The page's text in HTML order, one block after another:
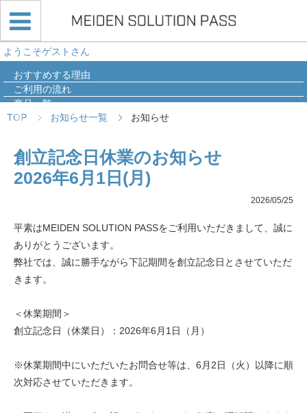
ようこそゲストさん
おすすめする理由
ご利用の流れ
商品一覧
導入事例
TOP お知らせ一覧 お知らせ
創立記念日休業のお知らせ
2026年6月1日(月)
2026/05/25
平素はMEIDEN SOLUTION PASSをご利用いただきまして、誠に
ありがとうございます。
弊社では、誠に勝手ながら下記期間を創立記念日とさせていただ
きます。
＜休業期間＞
創立記念日（休業日）：2026年6月1日（月）
※休業期間中にいただいたお問合せ等は、6月2日（火）以降に順
次対応させていただきます。